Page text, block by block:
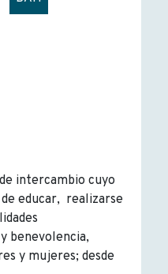
intercambio cuyo
educar, realizarse
benevolencia,
y mujeres; desde